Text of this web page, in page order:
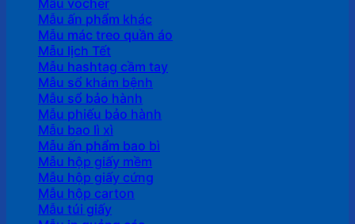
Mẫu ấn phẩm khác
Mẫu mác treo quần áo
Mẫu lịch Tết
Mẫu hashtag cầm tay
Mẫu sổ khám bệnh
Mẫu sổ bảo hành
Mẫu phiếu bảo hành
Mẫu bao lì xì
Mẫu ấn phẩm bao bì
Mẫu hộp giấy mềm
Mẫu hộp giấy cứng
Mẫu hộp carton
Mẫu túi giấy